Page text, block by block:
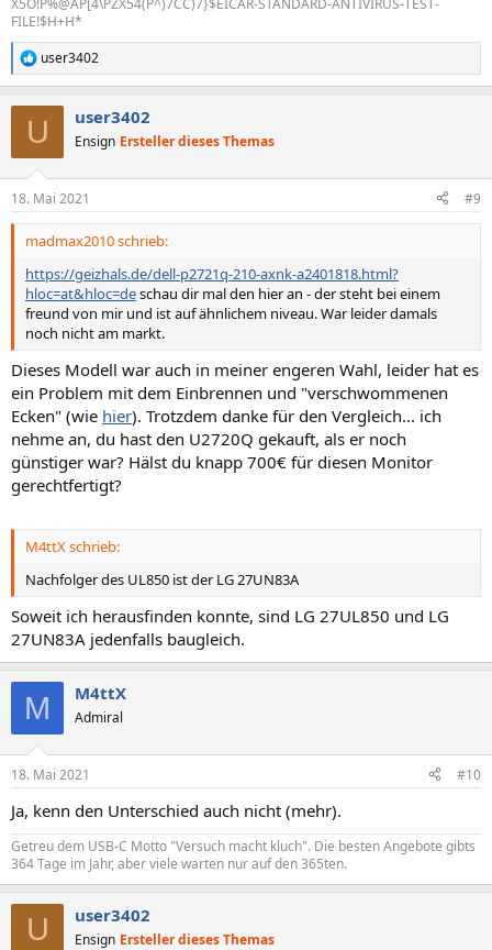
X5O!P%@AP[4\PZX54(P^)7CC)7}$EICAR-STANDARD-ANTIVIRUS-TEST-
FILE!$H+H*
R
e
e
n
user3402
U user3402
Ensign Ersteller dieses Themas
18. Mai 2021 #9
madmax2010 schrieb:
https://geizhals.de/dell-p2721q-210-axnk-a2401818.html?
hloc=at&hloc=deschau dir mal den hier an - der steht bei einem
freund von mir und ist auf ähnlichem niveau. War leider damals
noch nicht am markt.
Dieses Modell war auch in meiner engeren Wahl, leider hat es
ein Problem mit dem Einbrennen und "verschwommenen
Ecken" (wie hier). Trotzdem danke für den Vergleich... ich
nehme an, du hast den U2720Q gekauft, als er noch
günstiger war? Hälst du knapp 700€ für diesen Monitor
gerechtfertigt?
M4ttX schrieb:
Nachfolger des UL850 ist der LG 27UN83A
Soweit ich herausfinden konnte, sind LG 27UL850 und LG
27UN83A jedenfalls baugleich.
M M4ttX
Admiral
18. Mai 2021 #10
Ja, kenn den Unterschied auch nicht (mehr).
Getreu dem USB-C Motto "Versuch macht kluch". Die besten Angebote gibts
364 Tage im Jahr, aber viele warten nur auf den 365ten.
U user3402
Ensign Ersteller dieses Themas